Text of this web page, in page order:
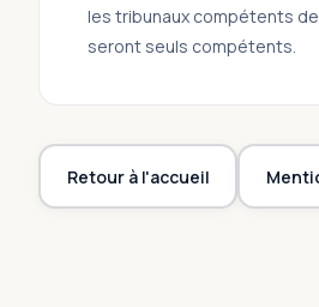
les tribunaux compétents
seront seuls compétents.
Retour à l'accueil